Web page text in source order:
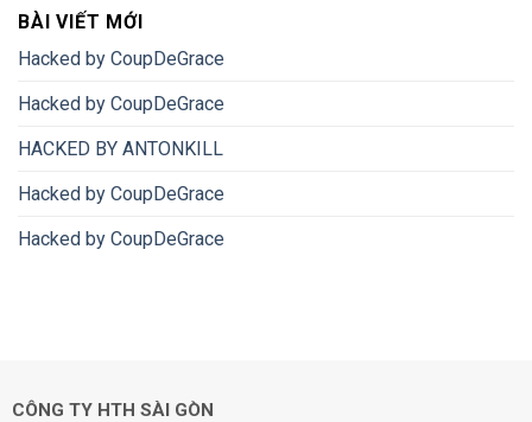
BÀI VIẾT MỚI
Hacked by CoupDeGrace
Hacked by CoupDeGrace
HACKED BY ANTONKILL
Hacked by CoupDeGrace
Hacked by CoupDeGrace
CÔNG TY HTH SÀI GÒN